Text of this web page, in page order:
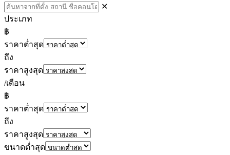
✕
ประเภท
฿
ราคาต่ำสุด
ถึง
ราคาสูงสุด
/เดือน
฿
ราคาต่ำสุด
ถึง
ราคาสูงสุด
ขนาดต่ำสุด